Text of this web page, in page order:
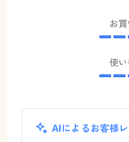
お
使い
AIによるお客様